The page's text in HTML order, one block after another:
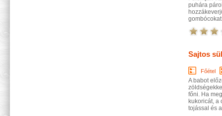
puhára
Sajtos
Főétel
A babot
főni. Ha
kukoricát, a
tojással és